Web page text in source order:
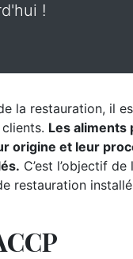
!
la restauration, il
Les aliments
origine et leur
C’est l’objectif
restauration